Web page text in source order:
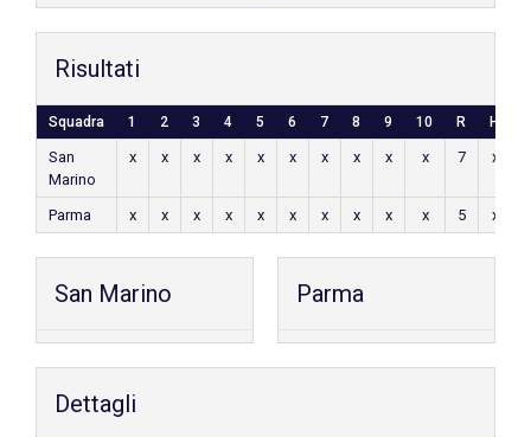
Risultati
Squadra 1 2 3 4 5 6 7 8 9 10 R H
San
Marino
x x x x x x x x x x 7 x
Parma x x x x x x x x x x 5 x
San Marino Parma
Dettagli